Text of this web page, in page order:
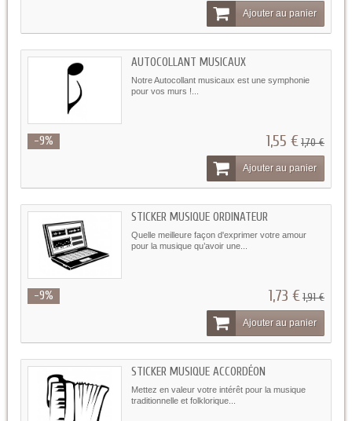
Ajouter au panier
AUTOCOLLANT MUSICAUX
Notre Autocollant musicaux est une symphonie
pour vos murs !...
-9% 1,55 €1,70 €
Ajouter au panier
STICKER MUSIQUE ORDINATEUR
Quelle meilleure façon d'exprimer votre amour
pour la musique qu’avoir une...
-9% 1,73 €1,91 €
Ajouter au panier
STICKER MUSIQUE ACCORDÉON
Mettez en valeur votre intérêt pour la musique
traditionnelle et folklorique...